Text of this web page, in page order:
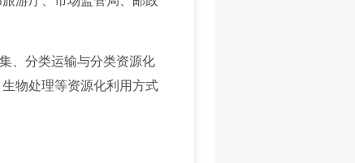
、分类运输与分类资源化
物处理等资源化利用方式